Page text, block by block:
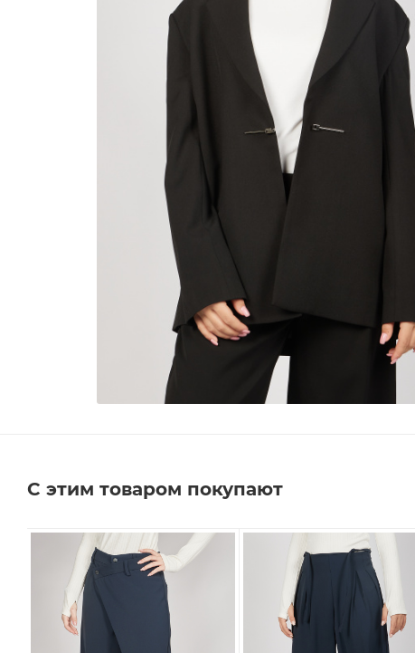
С этим товаром покупают